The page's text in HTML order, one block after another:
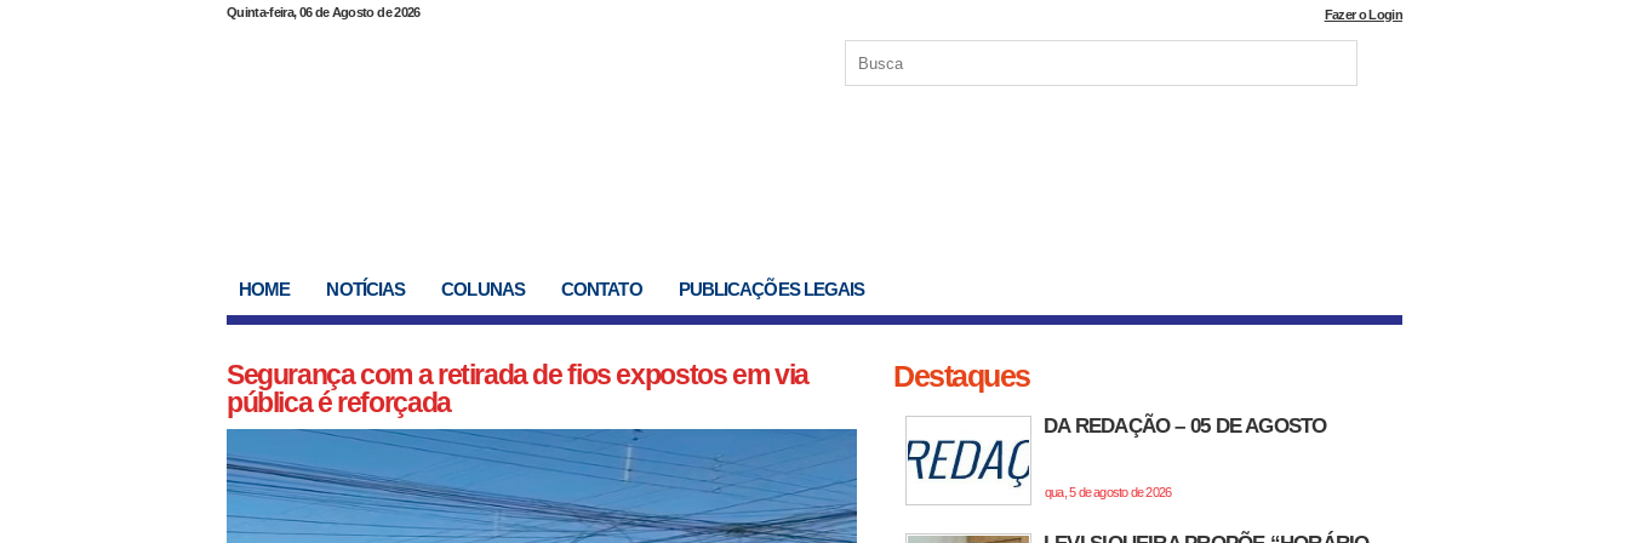
Quinta-feira, 06 de Agosto de 2026 Fazer o Login
HOME NOTÍCIAS COLUNAS CONTATO PUBLICAÇÕES LEGAIS
Segurança com a retirada de fios expostos em via
pública é reforçada
Destaques
DA REDAÇÃO – 05 DE AGOSTO
qua, 5 de agosto de 2026